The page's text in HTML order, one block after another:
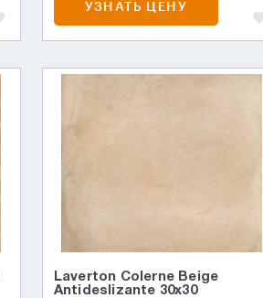
УЗНАТЬ ЦЕНУ
Laverton Colerne Beige
Antideslizante 30x30